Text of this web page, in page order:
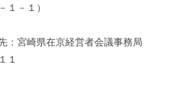
－１）
：宮崎県在京経営者会議事務局
１